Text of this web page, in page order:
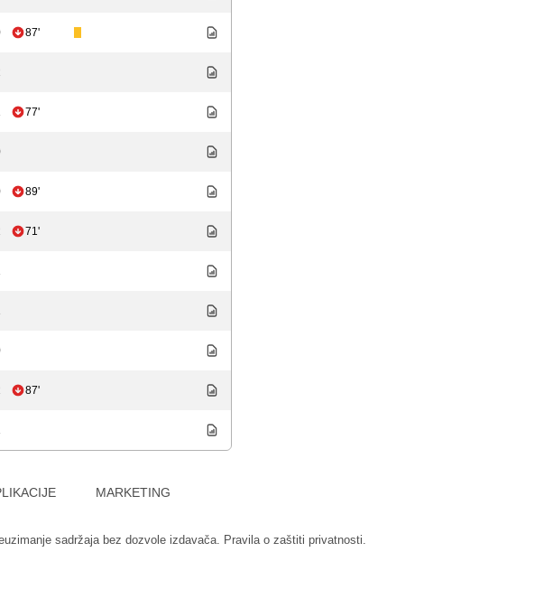
87'
77'
89'
71'
87'
MARKETING
sadržaja bez dozvole izdavača. Pravila o zaštiti privatnosti.